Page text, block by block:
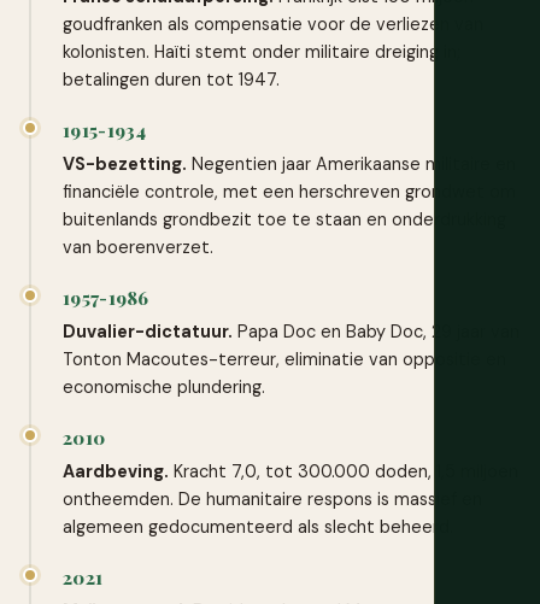
goudfranken als compensatie voor de verliezen van
kolonisten. Haïti stemt onder militaire dreiging in;
betalingen duren tot 1947.
1915-1934
VS-bezetting. Negentien jaar Amerikaanse militaire en
financiële controle, met een herschreven grondwet om
buitenlands grondbezit toe te staan en onderdrukking
van boerenverzet.
1957-1986
Duvalier-dictatuur. Papa Doc en Baby Doc, 29 jaar van
Tonton Macoutes-terreur, eliminatie van oppositie en
economische plundering.
2010
Aardbeving. Kracht 7,0, tot 300.000 doden, 1,5 miljoen
ontheemden. De humanitaire respons is massief en
algemeen gedocumenteerd als slecht beheerd.
2021